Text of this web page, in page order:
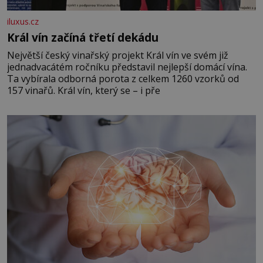
iluxus.cz
Král vín začíná třetí dekádu
Největší český vinařský projekt Král vín ve svém již
jednadvacátém ročníku představil nejlepší domácí vína.
Ta vybírala odborná porota z celkem 1260 vzorků od
157 vinařů. Král vín, který se – i pře